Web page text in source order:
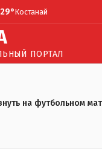
29°Костанай
ПОРТАЛ
на футбольном